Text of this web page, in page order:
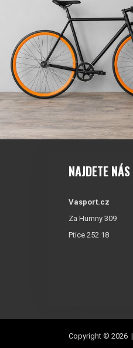
NAJDETE NÁS
Vasport.cz
Za Humny 309
Ptice 252 18
Copyright © 2026 |